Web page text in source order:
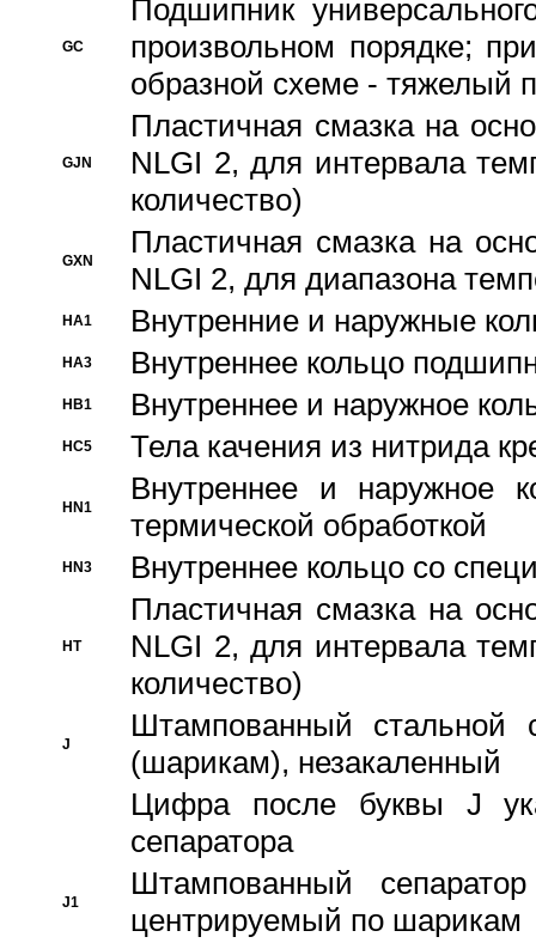
GC
Подшипник
произвольном порядке;
образной схеме - тяжелый
GJN
Пластичная смазка на
NLGI 2, для интервала
количество)
GXN
Пластичная смазка на
NLGI 2, для диапазона
HA1 Внутренние и наружные
HA3 Bнутреннее кольцо
HB1 Bнутреннее и наружное
HC5 Тела качения из нитрида
HN1
Bнутреннее и наружное
термической обработкой
HN3 Внутреннее кольцо со
HT
Пластичная смазка на
NLGI 2, для интервала
количество)
J
Штампованный стальной
(шарикам), незакаленный
Цифра после буквы J
сепаратора
J1
Штампованный
центрируемый по шарикам